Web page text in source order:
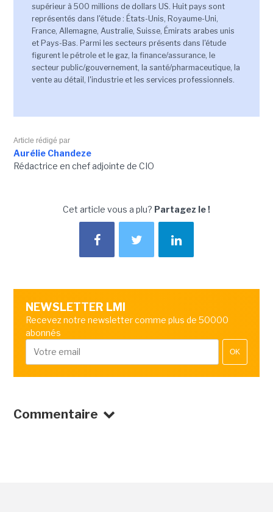
supérieur à 500 millions de dollars US. Huit pays sont
représentés dans l'étude : États-Unis, Royaume-Uni,
France, Allemagne, Australie, Suisse, Émirats arabes unis
et Pays-Bas. Parmi les secteurs présents dans l'étude
figurent le pétrole et le gaz, la finance/assurance, le
secteur public/gouvernement, la santé/pharmaceutique, la
vente au détail, l'industrie et les services professionnels.
Article rédigé par
Aurélie Chandeze
Rédactrice en chef adjointe de CIO
Cet article vous a plu? Partagez le !
NEWSLETTER LMI
Recevez notre newsletter comme plus de 50000
abonnés
OK
Commentaire